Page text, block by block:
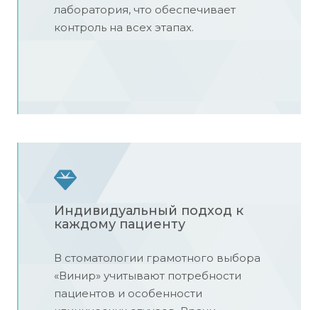
лаборатория, что обеспечивает
контроль на всех этапах.
Индивидуальный подход к
каждому пациенту
В стоматологии грамотного выбора
«Винир» учитывают потребности
пациентов и особенности